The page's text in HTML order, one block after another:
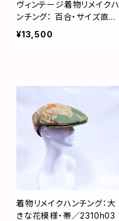
ヴィンテージ着物リメイクハ
ンチング： 百合・サイズ直し
無料／2310h05
¥13,500
着物リメイクハンチング：大
きな花模様・帯／2310h03